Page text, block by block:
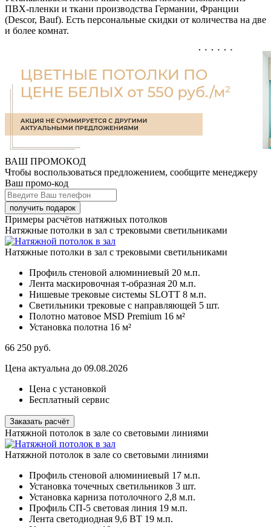
ПВХ-пленки и ткани производства Германии, Франции
(Descor, Bauf). Есть персональные скидки от количества на две
и более комнат.
ВАШ ПРОМОКОД
Чтобы воспользоваться предложением, сообщите менеджеру
Ваш промо-код
Примеры расчётов натяжных потолков
Натяжные потолки в зал с трековыми светильниками
Натяжные потолки в зал с трековыми светильниками
Профиль стеновой алюминиевый 20 м.п.
Лента маскировочная т-образная 20 м.п.
Нишевые трековые системы SLOTT 8 м.п.
Светильники трековые с направляющей 5 шт.
Полотно матовое MSD Premium 16 м²
Установка полотна 16 м²
66 250 руб.
Цена актуальна до 09.08.2026
Цена с установкой
Бесплатный сервис
Заказать расчёт
Натяжной потолок в зале со световыми линиями
Натяжной потолок в зале со световыми линиями
Профиль стеновой алюминиевый 17 м.п.
Установка точечных светильников 3 шт.
Установка карниза потолочного 2,8 м.п.
Профиль СП-5 световая линия 19 м.п.
Лента светодиодная 9,6 ВТ 19 м.п.